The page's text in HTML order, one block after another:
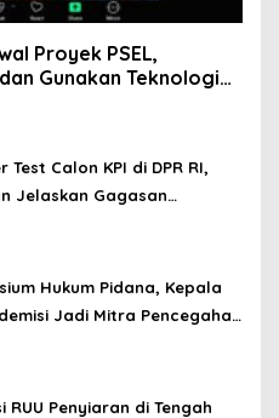
Proyek PSEL,
Gunakan Teknologi
Test Calon KPI di DPR RI,
Jelaskan Gagasan
Ekosistem Penyiaran
Hukum Pidana, Kepala
Jadi Mitra Pencegahan
di Birokrasi
RUU Penyiaran di Tengah